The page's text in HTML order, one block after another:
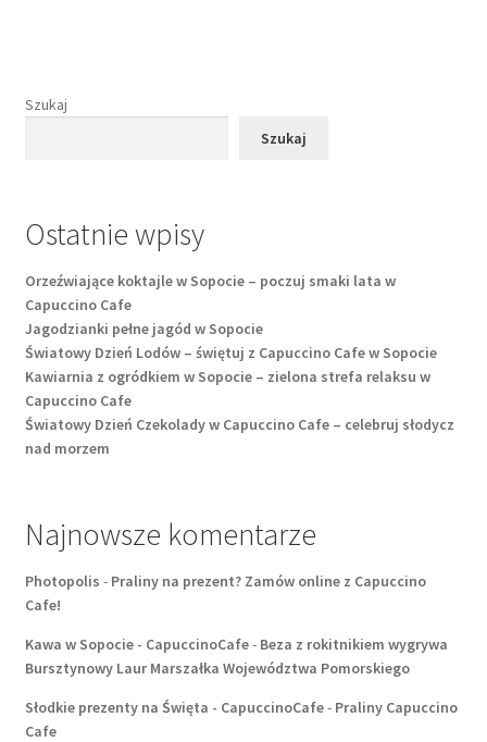
Szukaj
Szukaj
Ostatnie wpisy
Orzeźwiające koktajle w Sopocie – poczuj smaki lata w
Capuccino Cafe
Jagodzianki pełne jagód w Sopocie
Światowy Dzień Lodów – świętuj z Capuccino Cafe w Sopocie
Kawiarnia z ogródkiem w Sopocie – zielona strefa relaksu w
Capuccino Cafe
Światowy Dzień Czekolady w Capuccino Cafe – celebruj słodycz
nad morzem
Najnowsze komentarze
Photopolis - Praliny na prezent? Zamów online z Capuccino
Cafe!
Kawa w Sopocie - CapuccinoCafe- Beza z rokitnikiem wygrywa
Bursztynowy Laur Marszałka Województwa Pomorskiego
Słodkie prezenty na Święta - CapuccinoCafe- Praliny Capuccino
Cafe